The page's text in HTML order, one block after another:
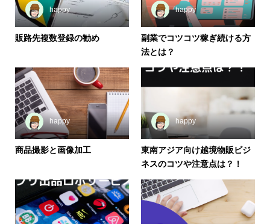
happy
販路先複数登録の勧め
happy
副業でコツコツ稼ぎ続ける方
法とは？
happy
商品撮影と画像加工
happy
東南アジア向け越境物販ビジ
ネスのコツや注意点は？！